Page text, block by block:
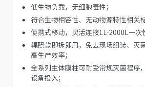
低生物负载，无细胞毒性；
符合生物相容性、无动物源特性相关
便携式移动，灵活连接1L-2000L一次
辐照款即拆即用，免去现场组装、灭
高生产效率；
全系列主体膜柱可耐受常规灭菌程序
设备投入；